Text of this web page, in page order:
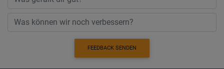
FEEDBACK SENDEN